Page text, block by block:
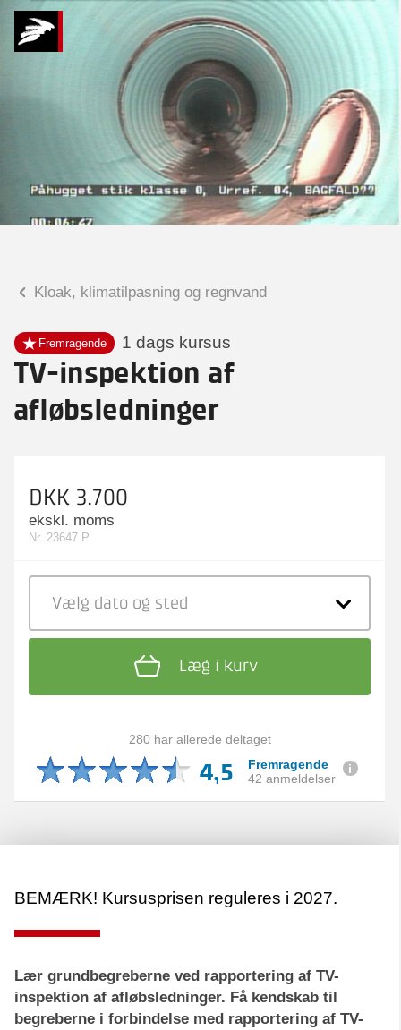
Kloak, klimatilpasning og regnvand
Fremragende 1 dags kursus
TV-inspektion af
afløbsledninger
DKK 3.700
ekskl. moms
Nr. 23647 P
Vælg dato og sted
Læg i kurv
280 har allerede deltaget
4,5
Fremragende
42 anmeldelser
Praktiske spørgsmål
Spørgsmål til tilmelding, forplejning,
afholdelsessted m.m.
Inge Faldager
Hvad kan vi hjælpe
dig med?
BEMÆRK! Kursusprisen reguleres i 2027.
Lær grundbegreberne ved rapportering af TV-
inspektion af afløbsledninger. Få kendskab til
begreberne i forbindelse med rapportering af TV-